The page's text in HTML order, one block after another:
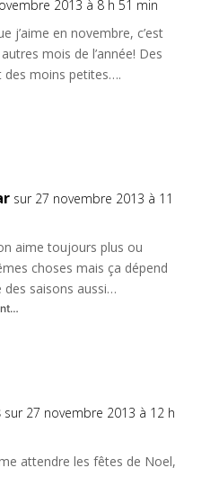
2013 à 8 h 51 min
j’aime en novembre, c’est
mois de l’année! Des
des moins petites….
sur 27 novembre 2013 à 11
aime toujours plus ou
choses mais ça dépend
des saisons aussi…
sur 27 novembre 2013 à 12 h
attendre les fêtes de Noel,